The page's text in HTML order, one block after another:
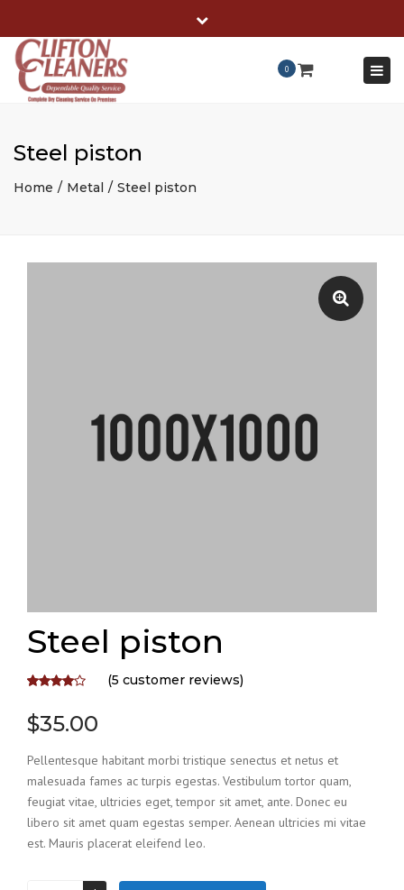
cliftoncleaners@yahoo.com
Close
0
Steel piston
Home Metal Steel piston
Steel piston
4.00out
of 5
customer
ratings
(5 customer reviews)
$35.00
Pellentesque habitant morbi tristique senectus et netus et
malesuada fames ac turpis egestas. Vestibulum tortor quam,
feugiat vitae, ultricies eget, tempor sit amet, ante. Donec eu
libero sit amet quam egestas semper. Aenean ultricies mi vitae
est. Mauris placerat eleifend leo.